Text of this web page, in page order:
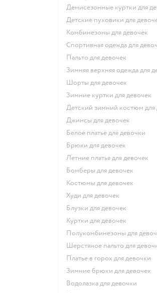
Демисезонные куртки для
Детские пуховики для
Комбинезоны для девочек
Спортивная одежда для
Пальто для девочек
Зимняя верхняя одежда для
Шорты для девочек
Зимние куртки для девочек
Детский зимний костюм для
Джинсы для девочек
Белое платье для девочки
Брюки для девочек
Летние платья для девочек
Бомберы для девочек
Костюмы для девочек
Худи для девочек
Блузки для девочек
Куртки для девочек
Полукомбинезоны для
Шерстяное пальто для
Платье в горох для девочки
Зимние брюки для девочек
Водолазка для девочки